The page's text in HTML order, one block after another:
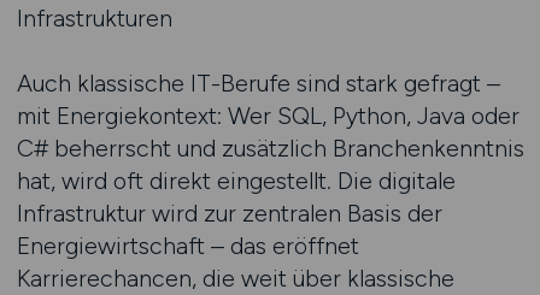
Infrastrukturen
Auch klassische IT-Berufe sind stark gefragt –
mit Energiekontext: Wer SQL, Python, Java oder
C# beherrscht und zusätzlich Branchenkenntnis
hat, wird oft direkt eingestellt. Die digitale
Infrastruktur wird zur zentralen Basis der
Energiewirtschaft – das eröffnet
Karrierechancen, die weit über klassische